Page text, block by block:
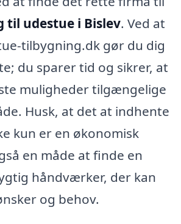
til udestue i Bislev. Ved at
tilbygning.dk gør du dig
du sparer tid og sikrer, at
muligheder tilgængelige
Husk, at det at indhente
kun er en økonomisk
en måde at finde en
håndværker, der kan
og behov.